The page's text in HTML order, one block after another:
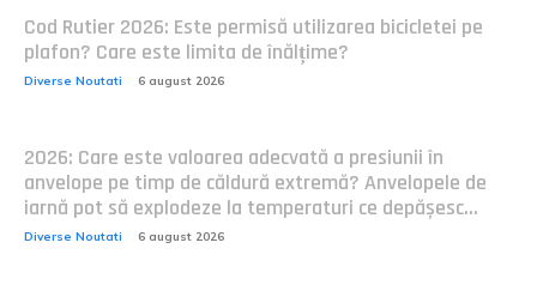
Cod Rutier 2026: Este permisă utilizarea bicicletei pe
plafon? Care este limita de înălțime?
Diverse Noutati 6 august 2026
2026: Care este valoarea adecvată a presiunii în
anvelope pe timp de căldură extremă? Anvelopele de
iarnă pot să explodeze la temperaturi ce depășesc...
Diverse Noutati 6 august 2026